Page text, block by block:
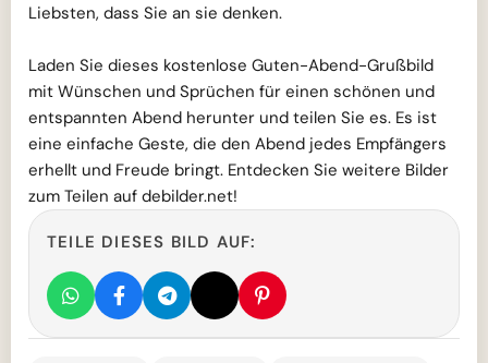
Liebsten, dass Sie an sie denken.
Laden Sie dieses kostenlose Guten-Abend-Grußbild
mit Wünschen und Sprüchen für einen schönen und
entspannten Abend herunter und teilen Sie es. Es ist
eine einfache Geste, die den Abend jedes Empfängers
erhellt und Freude bringt. Entdecken Sie weitere Bilder
zum Teilen auf debilder.net!
TEILE DIESES BILD AUF: